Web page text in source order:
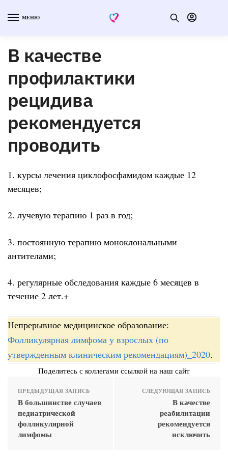
МЕНЮ
В качестве
профилактики
рецидива
рекомендуется
проводить
1. курсы лечения циклофосфамидом каждые 12
месяцев;
2. лучевую терапию 1 раз в год;
3. постоянную терапию моноклональными
антителами;
4. регулярные обследования каждые 6 месяцев в
течение 2 лет.+
Непрерывное медицинское образование:
Фолликулярная лимфома у взрослых (по
утвержденным клиническим рекомендациям)_2020.
Поделитесь с коллегами ссылкой на наш сайт
ПРЕДЫДУЩАЯ ЗАПИСЬ
В большинстве случаев
педиатрической
фолликулярной
лимфомы
СЛЕДУЮЩАЯ ЗАПИСЬ
В качестве
реабилитации
рекомендуется
исключить